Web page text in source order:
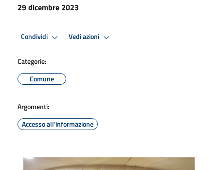
29 dicembre 2023
Condividi Vedi azioni
Categorie:
Comune
Argomenti:
Accesso all'informazione